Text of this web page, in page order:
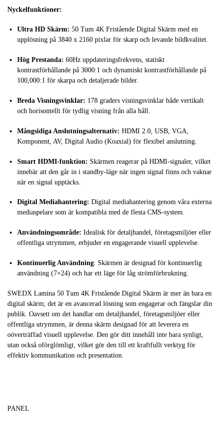
Nyckelfunktioner:
Ultra HD Skärm: 50 Tum 4K Fristående Digital Skärm med en
upplösning på 3840 x 2160 pixlar för skarp och levande bildkvalitet.
Hög Prestanda: 60Hz uppdateringsfrekvens, statiskt
kontrastförhållande på 3000:1 och dynamiskt kontrastförhållande på
100,000:1 för skarpa och detaljerade bilder.
Breda Visningsvinklar: 178 graders visningsvinklar både vertikalt
och horisontellt för tydlig visning från alla håll.
Mångsidiga Anslutningsalternativ: HDMI 2.0, USB, VGA,
Komponent, AV, Digital Audio (Koaxial) för flexibel anslutning.
Smart HDMI-funktion: Skärmen reagerar på HDMI-signaler, vilket
innebär att den går in i standby-läge när ingen signal finns och vaknar
när en signal upptäcks.
Digital Mediahantering: Digital mediahantering genom våra externa
mediaspelare som är kompatibla med de flesta CMS-system.
Användningsområde: Idealisk för detaljhandel, företagsmiljöer eller
offentliga utrymmen, erbjuder en engagerande visuell upplevelse.
Kontinuerlig Användning: Skärmen är designad för kontinuerlig
användning (7×24) och har ett läge för låg strömförbrukning.
SWEDX Lamina 50 Tum 4K Fristående Digital Skärm är mer än bara en
digital skärm; det är en avancerad lösning som engagerar och fängslar din
publik. Oavsett om det handlar om detaljhandel, företagsmiljöer eller
offentliga utrymmen, är denna skärm designad för att leverera en
oöverträffad visuell upplevelse. Den gör ditt innehåll inte bara synligt,
utan också oförglömligt, vilket gör den till ett kraftfullt verktyg för
effektiv kommunikation och presentation.
PANEL